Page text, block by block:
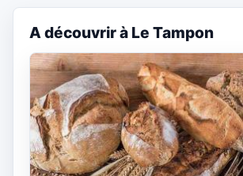
A découvrir à Le Tampon